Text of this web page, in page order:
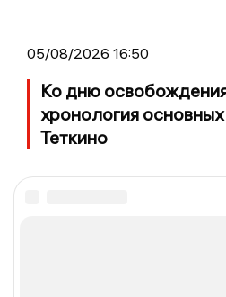
05/08/2026 16:50
Ко дню
хронология
Теткино